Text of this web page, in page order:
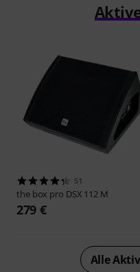
51
the box pro DSX 112 M
279 €
Alle